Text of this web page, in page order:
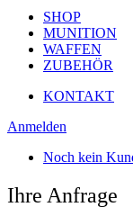
SHOP
MUNITION
WAFFEN
ZUBEHÖR
KONTAKT
Anmelden
Noch kein
Ihre Anfrage